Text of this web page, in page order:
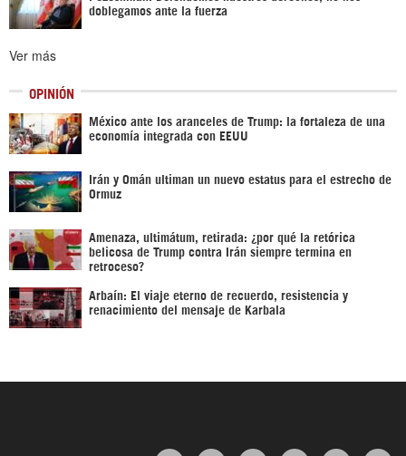
doblegamos ante la fuerza
Ver más
OPINIÓN
México ante los aranceles de Trump: la fortaleza de una
economía integrada con EEUU
Irán y Omán ultiman un nuevo estatus para el estrecho de
Ormuz
Amenaza, ultimátum, retirada: ¿por qué la retórica
belicosa de Trump contra Irán siempre termina en
retroceso?
Arbaín: El viaje eterno de recuerdo, resistencia y
renacimiento del mensaje de Karbala